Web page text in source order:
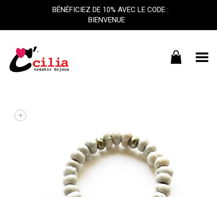
Basculer le menu
+
BÉNÉFICIEZ DE 10% AVEC LE CODE :
BIENVENUE